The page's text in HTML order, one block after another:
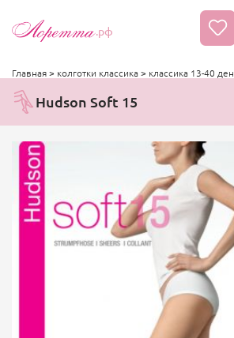
.рф
Главная> колготки классика> классика 13-40 ден
Hudson Soft 15